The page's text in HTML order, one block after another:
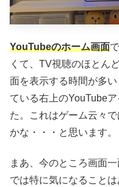
YouTubeのホーム画面
くて、TV視聴のほとん
面を表示する時間が多
ている右上のYouTube
た。これはゲーム云々
かな・・・と思います。
まあ、今のところ画面
では特に気になること